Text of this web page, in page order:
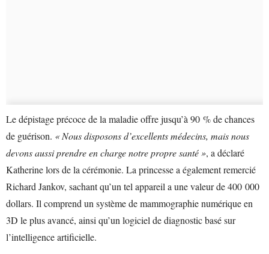
Le dépistage précoce de la maladie offre jusqu’à 90 % de chances
de guérison. « Nous disposons d’excellents médecins, mais nous
devons aussi prendre en charge notre propre santé », a déclaré
Katherine lors de la cérémonie. La princesse a également remercié
Richard Jankov, sachant qu’un tel appareil a une valeur de 400 000
dollars. Il comprend un système de mammographie numérique en
3D le plus avancé, ainsi qu’un logiciel de diagnostic basé sur
l’intelligence artificielle.